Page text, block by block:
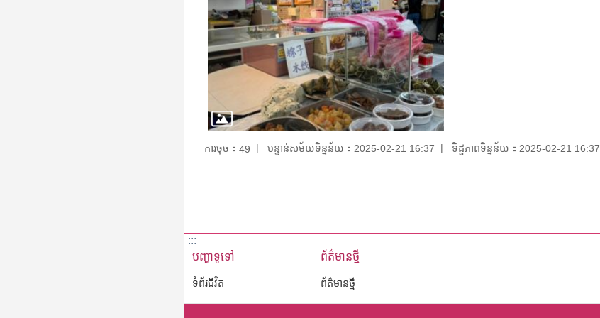
ការចុច： 49 បន្ទាន់សម័យទិន្នន័យ：2025-02-21 16:37 ទិដ្ឋភាពទិន្នន័យ：2025-02-21 16:37
:::
បញ្ហាទូទៅ
ទំព័រជីវិត
ព័ត៌មានថ្មី
ព័ត៌មានថ្មី